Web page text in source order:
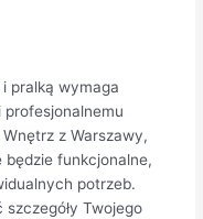
i pralką wymaga
profesjonalnemu
z Warszawy,
będzie funkcjonalne,
potrzeb.
Twojego